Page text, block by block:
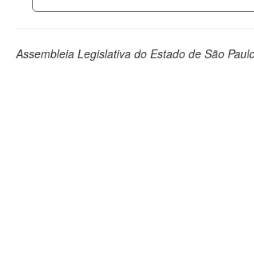
Assembleia Legislativa do Estado de São